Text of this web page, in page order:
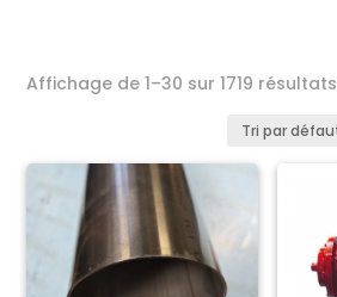
Affichage de 1–30 sur 1719 résultats